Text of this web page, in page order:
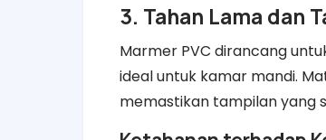
3. Tahan Lama dan
Marmer PVC dirancang
ideal untuk kamar mandi.
memastikan tampilan yang